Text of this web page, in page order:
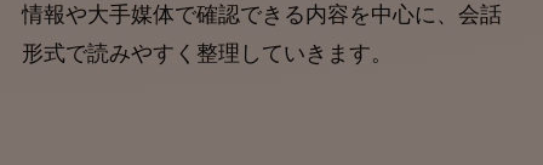
情報や大手媒体で確認できる内容を中心に、会話
形式で読みやすく整理していきます。